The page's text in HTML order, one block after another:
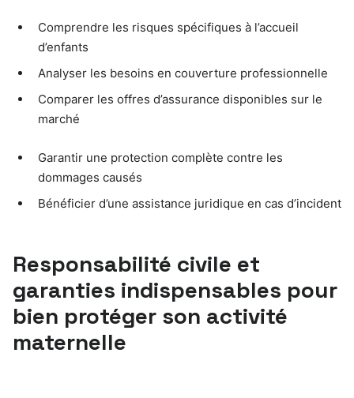
Comprendre les risques spécifiques à l’accueil
d’enfants
Analyser les besoins en couverture professionnelle
Comparer les offres d’assurance disponibles sur le
marché
Garantir une protection complète contre les
dommages causés
Bénéficier d’une assistance juridique en cas d’incident
Responsabilité civile et
garanties indispensables pour
bien protéger son activité
maternelle